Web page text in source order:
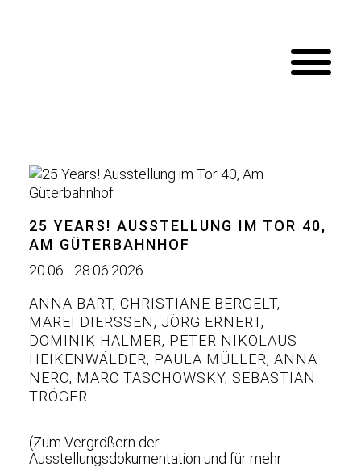
25 YEARS! AUSSTELLUNG IM TOR 40,
AM GÜTERBAHNHOF
20.06 - 28.06.2026
ANNA BART, CHRISTIANE BERGELT,
MAREI DIERSSEN
, JÖRG ERNERT,
DOMINIK HALMER, PETER NIKOLAUS
HEIKENWÄLDER, PAULA MÜLLER, ANNA
NERO, MARC TASCHOWSKY, SEBASTIAN
TRÖGER
(Zum Vergrößern der
Ausstellungsdokumentation und für mehr